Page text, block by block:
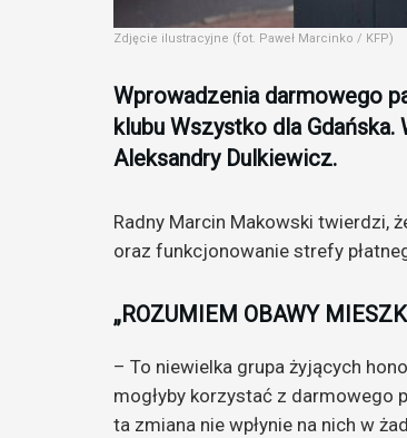
Zdjęcie ilustracyjne (fot. Paweł Marcinko / KFP)
Wprowadzenia darmowego
klubu Wszystko dla
Aleksandry Dulkiewicz.
Radny Marcin Makowski twierdzi,
oraz funkcjonowanie strefy
„ROZUMIEM OBAWY
– To niewielka grupa żyjących
mogłyby korzystać z darmowego
ta zmiana nie wpłynie na nich w